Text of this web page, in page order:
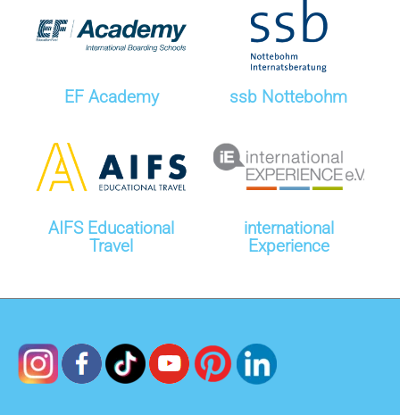
EF Academy ssb Nottebohm
AIFS Educational
Travel
international
Experience